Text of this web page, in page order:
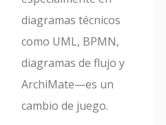
diagramas técnicos
como UML, BPMN,
diagramas de flujo y
ArchiMate—es un
cambio de juego.